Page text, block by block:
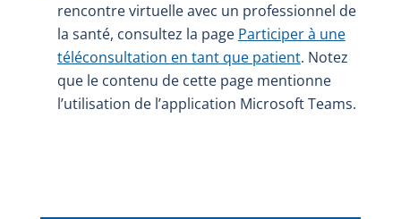
rencontre virtuelle avec un professionnel de
la santé, consultez la page Participer à une
téléconsultation en tant que patient. Notez
que le contenu de cette page mentionne
l’utilisation de l’application Microsoft Teams.